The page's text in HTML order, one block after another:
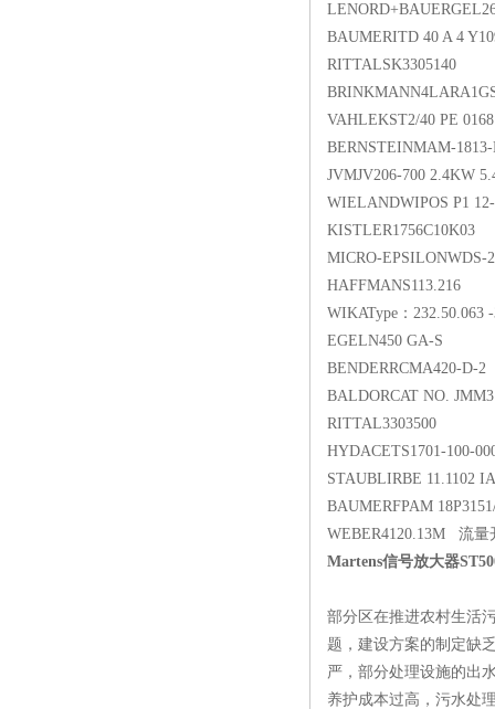
BAUMERITD 40 A 4
RITTALSK3305140
VAHLEKST2/40 PE
BERNSTEINMAM-
JVMJV206-700 2.4KW
WIELANDWIPOS P1
KISTLER1756C10K03
MICRO-EPSILONWDS-
HAFFMANS113.216
WIKAType：232.50.063
EGELN450 GA-S
BENDERRCMA420-D-2
BALDORCAT NO.
RITTAL3303500
HYDACETS1701-100-
STAUBLIRBE 11.1102
BAUMERFPAM
WEBER4120.13M 流量
Martens信号放大器
部分区在推进农村生活
题，建设方案的制定缺
严，部分处理设施的出
养护成本过高，污水处